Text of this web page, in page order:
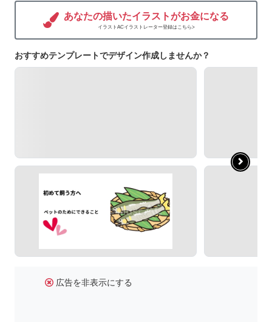
あなたの描いたイラストがお金になる
イラストACイラストレーター登録はこちら>
おすすめテンプレートでデザイン作成しませんか？
広告を非表示にする